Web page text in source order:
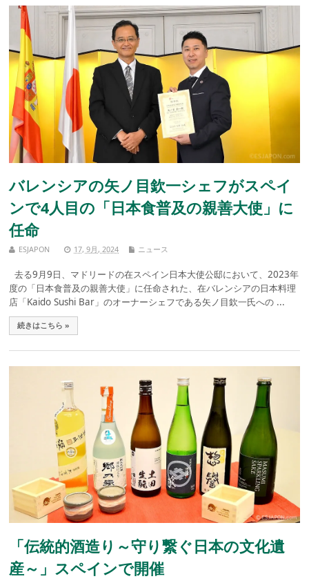
バレンシアの矢ノ目欽一シェフがスペイ
ンで4人目の「日本食普及の親善大使」に
任命
ESJAPON 17, 9月, 2024 ニュース
去る9月9日、マドリードの在スペイン日本大使公邸において、2023年
度の「日本食普及の親善大使」に任命された、在バレンシアの日本料理
店「Kaido Sushi Bar」のオーナーシェフである矢ノ目欽一氏への ...
続きはこちら »
「伝統的酒造り～守り繋ぐ日本の文化遺
産～」スペインで開催